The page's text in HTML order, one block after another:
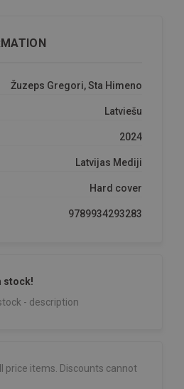
Žuzeps Gregori, Sta Himeno
Latviešu
2024
Latvijas Mediji
Hard cover
9789934293283
stock!
- description
price items. Discounts cannot